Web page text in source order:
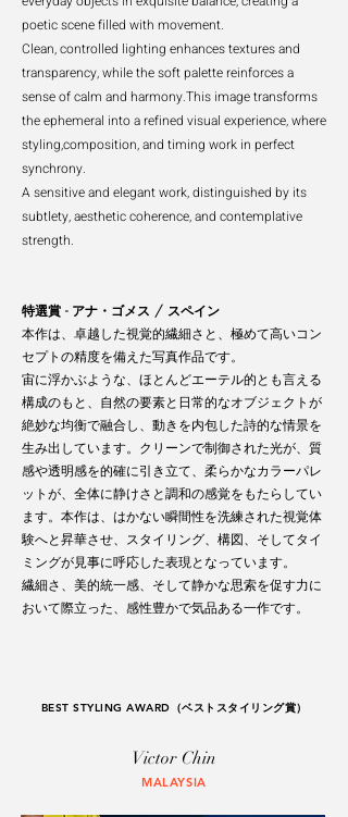
poetic scene filled with movement.
Clean, controlled lighting enhances textures and
transparency, while the soft palette reinforces a
sense of calm and harmony.This image transforms
the ephemeral into a refined visual experience, where
styling,composition, and timing work in perfect
synchrony.
A sensitive and elegant work, distinguished by its
subtlety, aesthetic coherence, and contemplative
strength.
特選賞 - アナ・ゴメス / スペイン
本作は、卓越した視覚的繊細さと、極めて高いコン
セプトの精度を備えた写真作品です。
宙に浮かぶような、ほとんどエーテル的とも言える
構成のもと、自然の要素と日常的なオブジェクトが
絶妙な均衡で融合し、動きを内包した詩的な情景を
生み出しています。クリーンで制御された光が、質
感や透明感を的確に引き立て、柔らかなカラーパレ
ットが、全体に静けさと調和の感覚をもたらしてい
ます。本作は、はかない瞬間性を洗練された視覚体
験へと昇華させ、スタイリング、構図、そしてタイ
ミングが見事に呼応した表現となっています。
繊細さ、美的統一感、そして静かな思索を促す力に
おいて際立った、感性豊かで気品ある一作です。
BEST STYLING AWARD（ベストスタイリング賞）
Victor Chin
MALAYSIA